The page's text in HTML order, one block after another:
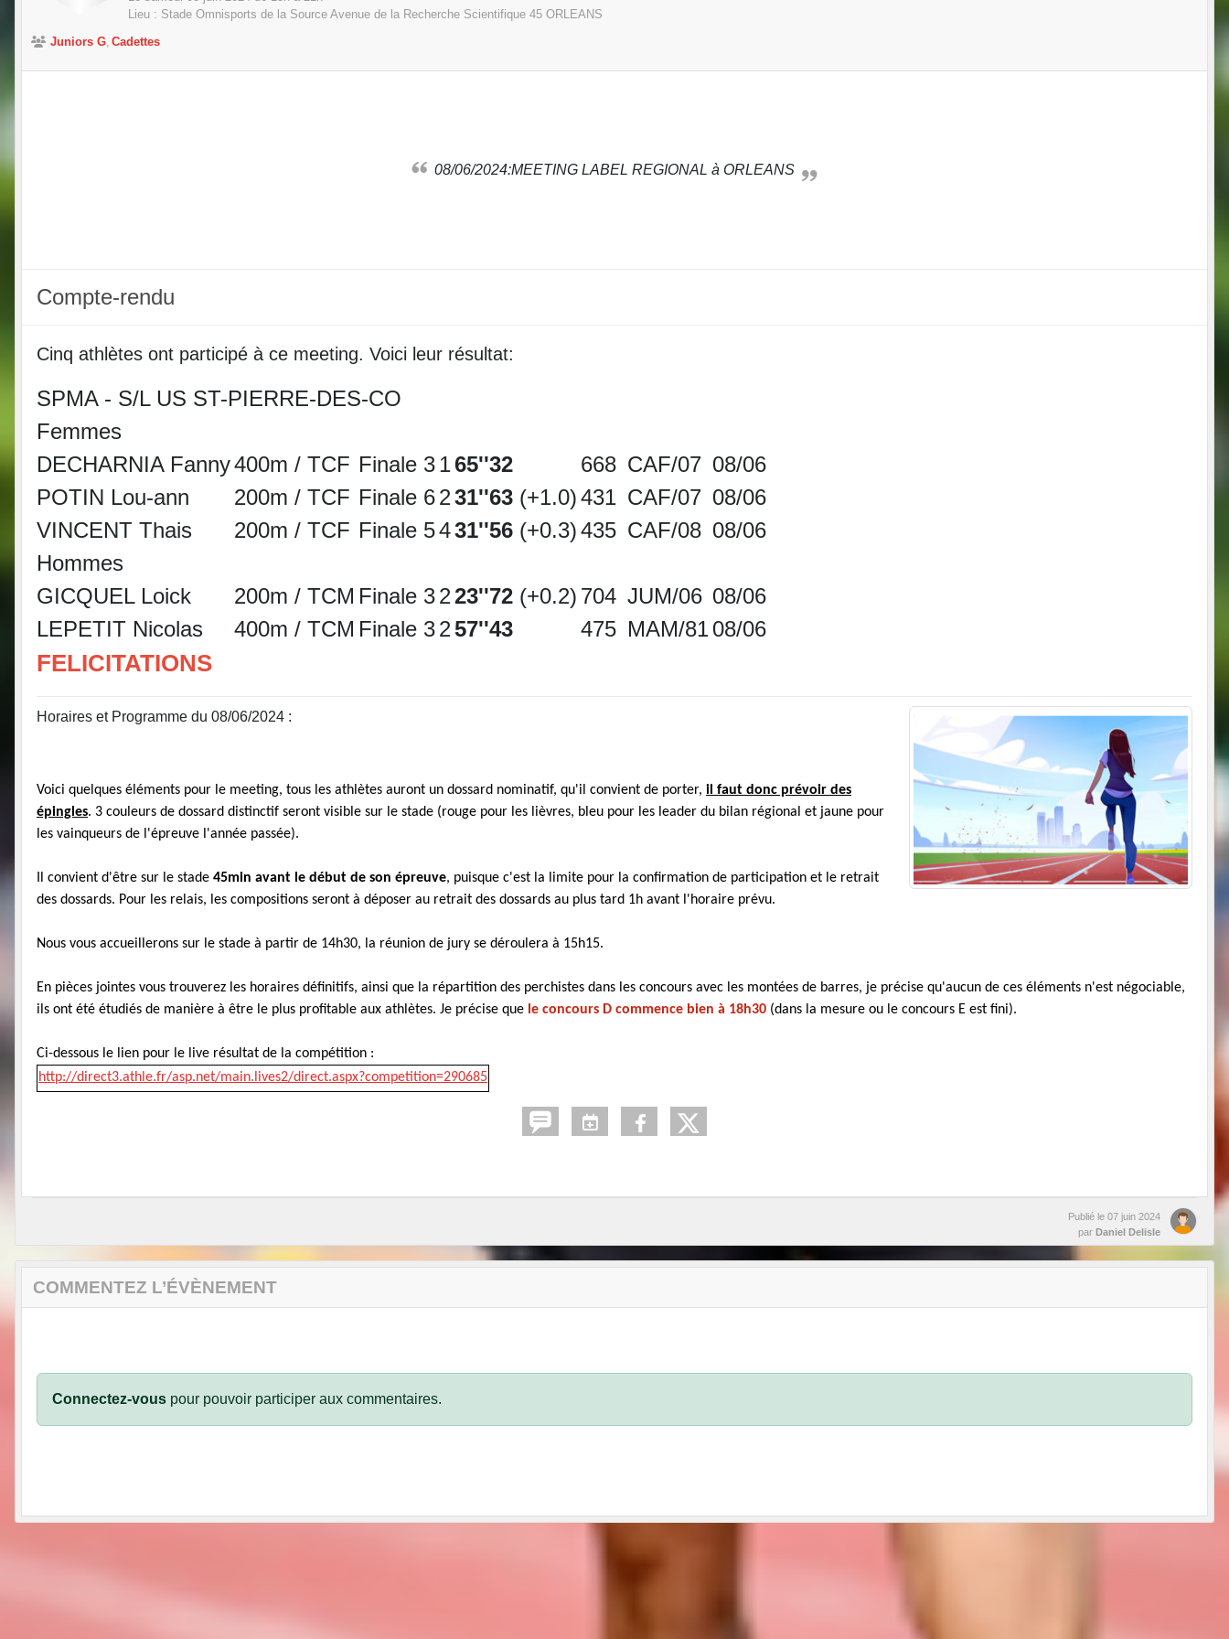
Lieu : Stade Omnisports de la Source Avenue de la Recherche Scientifique 45 ORLEANS
Juniors G Cadettes
08/06/2024:MEETING LABEL REGIONAL à ORLEANS
Compte-rendu
Cinq athlètes ont participé à ce meeting. Voici leur résultat:
SPMA - S/L US ST-PIERRE-DES-CO
Femmes
DECHARNIA Fanny400m / TCF Finale 3165''32 668 CAF/07 08/06
POTIN Lou-ann
200m / TCF Finale 6231''63 (+1.0)431 CAF/07 08/06
VINCENT Thais
200m / TCF Finale 5431''56 (+0.3)435 CAF/08 08/06
Hommes
GICQUEL Loick
200m / TCM Finale 3223''72 (+0.2) 704 JUM/06 08/06
LEPETIT Nicolas
400m / TCM Finale 3257''43 475 MAM/8108/06
FELICITATIONS
Horaires et Programme du 08/06/2024 :
Voici quelques éléments pour le meeting, tous les athlètes auront un dossard nominatif, qu'il convient de porter, il faut donc prévoir des
épingles. 3 couleurs de dossard distinctif seront visible sur le stade (rouge pour les lièvres, bleu pour les leader du bilan régional et jaune pour
les vainqueurs de l'épreuve l'année passée).
Il convient d'être sur le stade 45min avant le début de son épreuve, puisque c'est la limite pour la confirmation de participation et le retrait
des dossards. Pour les relais, les compositions seront à déposer au retrait des dossards au plus tard 1h avant l'horaire prévu.
Nous vous accueillerons sur le stade à partir de 14h30, la réunion de jury se déroulera à 15h15.
En pièces jointes vous trouverez les horaires définitifs, ainsi que la répartition des perchistes dans les concours avec les montées de barres, je précise qu'aucun de ces éléments n'est négociable,
ils ont été étudiés de manière à être le plus profitable aux athlètes. Je précise que le concours D commence bien à 18h30 (dans la mesure ou le concours E est fini).
Ci-dessous le lien pour le live résultat de la compétition :
http://direct3.athle.fr/asp.net/main.lives2/direct.aspx?competition=290685
Publié le 07 juin 2024
par Daniel Delisle
COMMENTEZ L’ÉVÈNEMENT
Connectez-vous pour pouvoir participer aux commentaires.